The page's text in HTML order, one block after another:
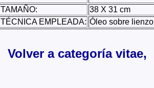
TAMAÑO:
38 X 31 cm
TÉCNICA EMPLEADA: Óleo sobre lienzo
Volver a categoría vitae,